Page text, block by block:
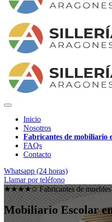
Inicio
Nosotros
Fabricantes de mobiliario
FAQs
Contacto
Whatsapp (24 horas)
Llamar por teléfono
★★★★✩ Fabricantes de muebles
Mobiliario Escolar